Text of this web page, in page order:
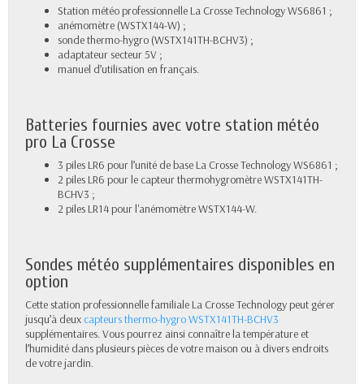
Station météo professionnelle La Crosse Technology WS6861 ;
anémomètre (WSTX144-W) ;
sonde thermo-hygro (WSTX141TH-BCHV3) ;
adaptateur secteur 5V ;
manuel d’utilisation en français.
Batteries fournies avec votre station météo
pro La Crosse
3 piles LR6 pour l’unité de base La Crosse Technology WS6861 ;
2 piles LR6 pour le capteur thermohygromètre WSTX141TH-
BCHV3 ;
2 piles LR14 pour l'anémomètre WSTX144-W.
Sondes météo supplémentaires disponibles en
option
Cette station professionnelle familiale La Crosse Technology peut gérer
jusqu’à deux capteurs thermo-hygro WSTX141TH-BCHV3
supplémentaires. Vous pourrez ainsi connaître la température et
l’humidité dans plusieurs pièces de votre maison ou à divers endroits
de votre jardin.